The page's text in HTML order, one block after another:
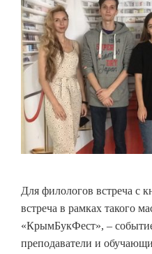
Для филологов встреча с
встреча в рамках такого
«КрымБукФест», –
преподаватели и